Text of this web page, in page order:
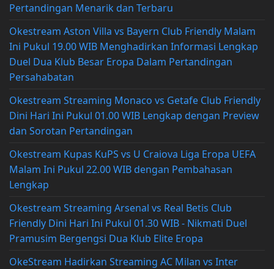
Pertandingan Menarik dan Terbaru
Okestream Aston Villa vs Bayern Club Friendly Malam
Ini Pukul 19.00 WIB Menghadirkan Informasi Lengkap
Duel Dua Klub Besar Eropa Dalam Pertandingan
Persahabatan
Okestream Streaming Monaco vs Getafe Club Friendly
Dini Hari Ini Pukul 01.00 WIB Lengkap dengan Preview
dan Sorotan Pertandingan
Okestream Kupas KuPS vs U Craiova Liga Eropa UEFA
Malam Ini Pukul 22.00 WIB dengan Pembahasan
Lengkap
Okestream Streaming Arsenal vs Real Betis Club
Friendly Dini Hari Ini Pukul 01.30 WIB - Nikmati Duel
Pramusim Bergengsi Dua Klub Elite Eropa
OkeStream Hadirkan Streaming AC Milan vs Inter